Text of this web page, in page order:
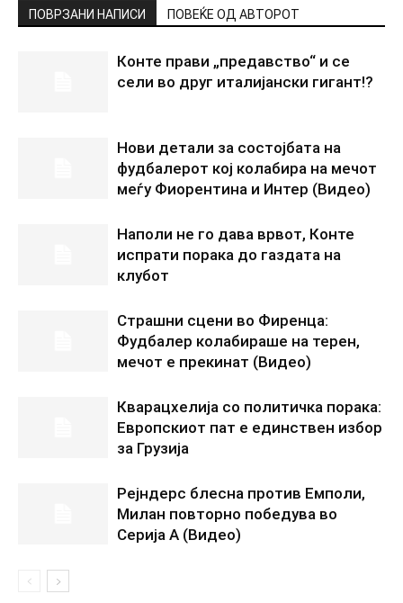
ПОВРЗАНИ НАПИСИ ПОВЕЌЕ ОД АВТОРОТ
Конте прави „предавство“ и се
сели во друг италијански гигант!?
Нови детали за состојбата на
фудбалерот кој колабира на мечот
меѓу Фиорентина и Интер (Видео)
Наполи не го дава врвот, Конте
испрати порака до газдата на
клубот
Страшни сцени во Фиренца:
Фудбалер колабираше на терен,
мечот е прекинат (Видео)
Кварацхелија со политичка порака:
Европскиот пат е единствен избор
за Грузија
Рејндерс блесна против Емполи,
Милан повторно победува во
Серија А (Видео)